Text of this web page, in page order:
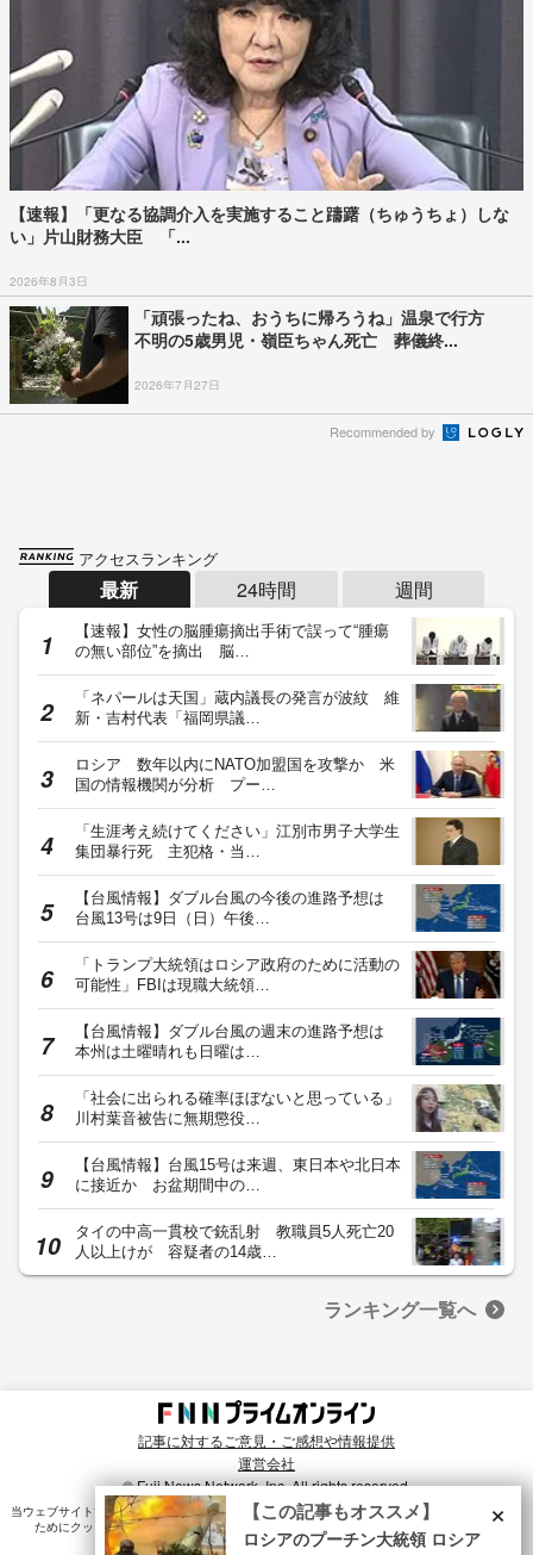
【速報】「更なる協調介入を実施すること躊躇（ちゅうちょ）しな
い」片山財務大臣 「...
2026年8月3日
「頑張ったね、おうちに帰ろうね」温泉で行方
不明の5歳男児・嶺臣ちゃん死亡 葬儀終...
2026年7月27日
Recommended by
アクセスランキング
最新 24時間 週間
【速報】女性の脳腫瘍摘出手術で誤って“腫瘍
の無い部位”を摘出 脳…
「ネパールは天国」蔵内議長の発言が波紋 維
新・吉村代表「福岡県議…
ロシア 数年以内にNATO加盟国を攻撃か 米
国の情報機関が分析 プー…
「生涯考え続けてください」江別市男子大学生
集団暴行死 主犯格・当…
【台風情報】ダブル台風の今後の進路予想は
台風13号は9日（日）午後…
「トランプ大統領はロシア政府のために活動の
可能性」FBIは現職大統領…
【台風情報】ダブル台風の週末の進路予想は
本州は土曜晴れも日曜は…
「社会に出られる確率ほぼないと思っている」
川村葉音被告に無期懲役…
【台風情報】台風15号は来週、東日本や北日本
に接近か お盆期間中の…
タイの中高一貫校で銃乱射 教職員5人死亡20
人以上けが 容疑者の14歳…
ランキング一覧へ
記事に対するご意見・ご感想や情報提供
運営会社
© Fuji News Network, Inc. All rights reserved.
当ウェブサイトでは、ユーザのニーズ・興味・関⼼に合致したコンテンツや広告配信を提供する
ためにクッキーを使⽤しています。詳細は、
プライバシーポリシー をご確認ください。×
【この記事もオススメ】
ロシアのプーチン大統領 ロシア